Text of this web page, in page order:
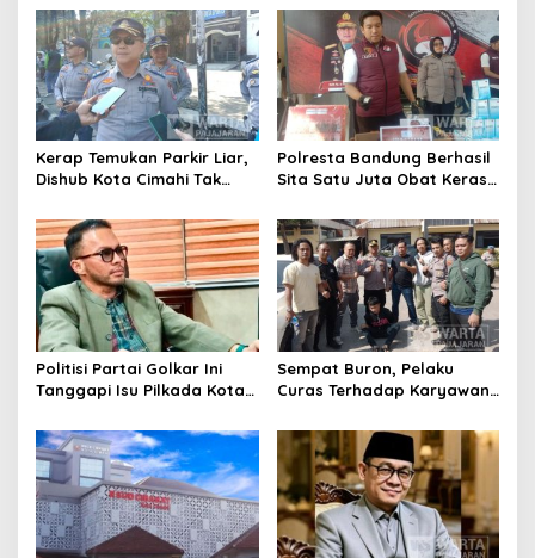
Motor Berknalpot Brong
Riau
Kerap Temukan Parkir Liar,
Dishub Kota Cimahi Tak
Pembinaan
Polresta Bandung Berhasil
Sita Satu Juta Obat Keras
Kasus Narkoba
Politisi Partai Golkar Ini
Tanggapi Isu Pilkada Kota
Sempat Buron, Pelaku
Curas Terhadap Karyawan
Ditangkap Polisi